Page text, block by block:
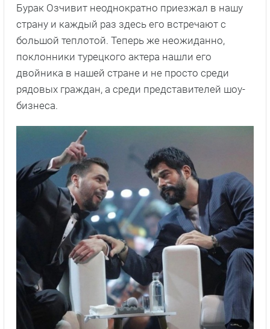
Бурак Озчивит неоднократно приезжал в нашу
страну и каждый раз здесь его встречают с
большой теплотой. Теперь же неожиданно,
поклонники турецкого актера нашли его
двойника в нашей стране и не просто среди
рядовых граждан, а среди представителей шоу-
бизнеса.